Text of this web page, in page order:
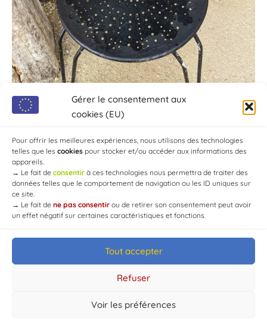
Gérer le consentement aux
cookies (EU)
Pour offrir les meilleures expériences, nous utilisons des technologies
telles que les cookies pour stocker et/ou accéder aux informations des
appareils.
→ Le fait de consentir à ces technologies nous permettra de traiter des
données telles que le comportement de navigation ou les ID uniques sur
ce site.
→ Le fait de ne pas consentir ou de retirer son consentement peut avoir
un effet négatif sur certaines caractéristiques et fonctions.
Tout accepter
Refuser
Voir les préférences
© Mairie de Chaource [2004-2024] | Tous droits réservés.
Developed byWEB3-DESIGN